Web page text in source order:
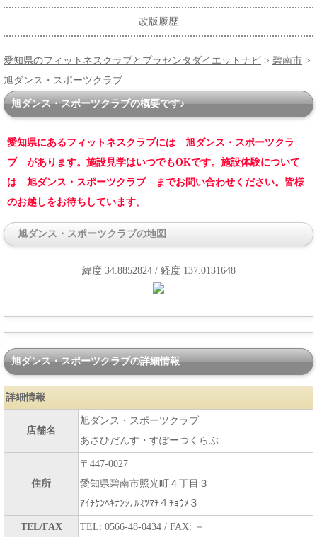
改版履歴
愛知県のフィットネスクラブとプラセンタダイエットナビ > 碧南市 >
旭ダンス・スポーツクラブ
旭ダンス・スポーツクラブの概要です♪
愛知県にあるフィットネスクラブには 旭ダンス・スポーツクラ
ブ があります。施設見学はいつでもOKです。施設体験について
は 旭ダンス・スポーツクラブ までお問い合わせください。皆様
のお越しをお待ちしています。
旭ダンス・スポーツクラブの地図
緯度 34.8852824 / 経度 137.0131648
旭ダンス・スポーツクラブの詳細情報
詳細情報
店舗名
旭ダンス・スポーツクラブ
あさひだんす・すぽーつくらぶ
住所
〒447-0027
愛知県碧南市照光町４丁目３
ｱｲﾁｹﾝﾍｷﾅﾝｼﾃﾙﾐﾂﾏﾁ４ﾁｮｳﾒ３
TEL/FAX TEL: 0566-48-0434 / FAX: －